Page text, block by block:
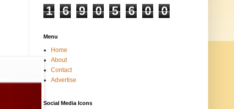
1 6 9 0 5 6 0 0
Menu
Home
About
Contact
Advertise
Social Media Icons